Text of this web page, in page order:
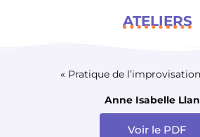
ATELIERS
« Pratique de
Anne Isabelle
Voir le PDF